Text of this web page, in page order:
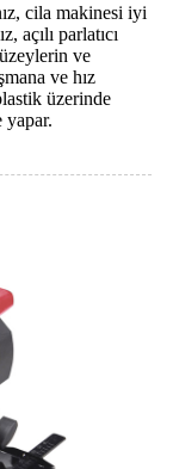
cila makinesi iyi
açılı parlatıcı
ve
ve hız
üzerinde
yapar.